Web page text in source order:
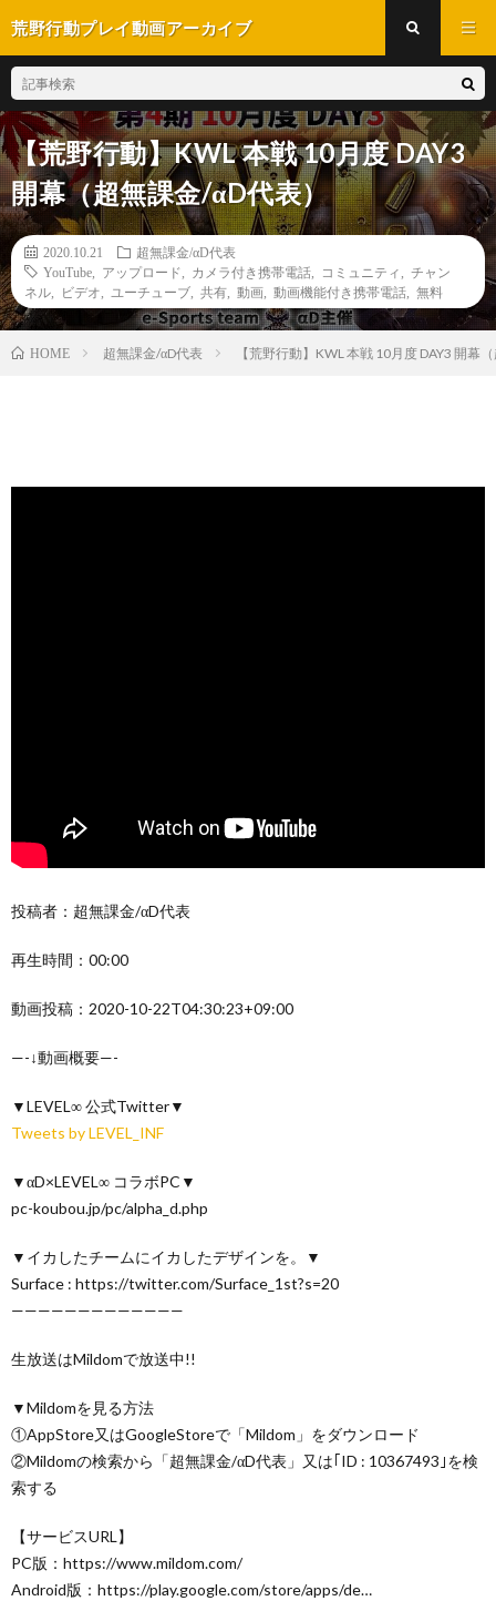
荒野行動プレイ動画アーカイブ
【荒野行動】KWL 本戦 10月度 DAY3
開幕（超無課金/αD代表）
2020.10.21
超無課金/αD代表
YouTube
アップロード カメラ付き携帯電話 コミュニティ
チャン
ネル
ビデオ ユーチューブ 共有 動画 動画機能付き携帯電話 無料
HOME 超無課金/αD代表 【荒野行動】KWL 本戦 10月度 DAY3 開幕
投稿者：超無課金/αD代表
再生時間：00:00
動画投稿：2020-10-22T04:30:23+09:00
—-↓動画概要—-
▼LEVEL∞ 公式Twitter▼
Tweets by LEVEL_INF
▼αD×LEVEL∞ コラボPC▼
pc-koubou.jp/pc/alpha_d.php
▼イカしたチームにイカしたデザインを。▼
Surface : https://twitter.com/Surface_1st?s=20
—————————————
生放送はMildomで放送中!!
▼Mildomを見る方法
①AppStore又はGoogleStoreで「Mildom」をダウンロード
②Mildomの検索から「超無課金/αD代表」又は｢ID : 10367493｣を検
索する
【サービスURL】
PC版：https://www.mildom.com/
Android版：https://play.google.com/store/apps/de…